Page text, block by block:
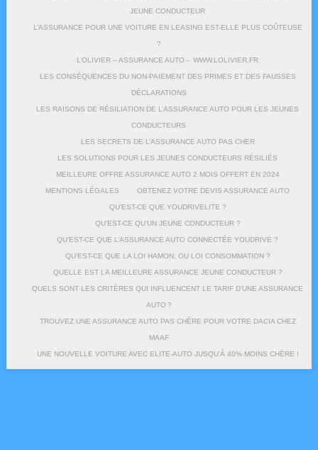
JEUNE CONDUCTEUR
L’ASSURANCE POUR UNE VOITURE EN LEASING EST-ELLE PLUS COÛTEUSE
?
L’OLIVIER – ASSURANCE AUTO – WWW.LOLIVIER.FR
LES CONSÉQUENCES DU NON-PAIEMENT DES PRIMES ET DES FAUSSES
DÉCLARATIONS
LES RAISONS DE RÉSILIATION DE L’ASSURANCE AUTO POUR LES JEUNES
CONDUCTEURS
LES SECRETS DE L’ASSURANCE AUTO PAS CHER
LES SOLUTIONS POUR LES JEUNES CONDUCTEURS RÉSILIÉS
MEILLEURE OFFRE ASSURANCE AUTO 2 MOIS OFFERT EN 2024
MENTIONS LÉGALES OBTENEZ VOTRE DEVIS ASSURANCE AUTO
QU’EST-CE QUE YOUDRIVELITE ?
QU’EST-CE QU’UN JEUNE CONDUCTEUR ?
QU’EST-CE QUE L’ASSURANCE AUTO CONNECTÉE YOUDRIVE ?
QU’EST-CE QUE LA LOI HAMON, OU LOI CONSOMMATION ?
QUELLE EST LA MEILLEURE ASSURANCE JEUNE CONDUCTEUR ?
QUELS SONT LES CRITÈRES QUI INFLUENCENT LE TARIF D’UNE ASSURANCE
AUTO ?
TROUVEZ UNE ASSURANCE AUTO PAS CHÈRE POUR VOTRE DACIA CHEZ
MAAF
UNE NOUVELLE VOITURE AVEC ELITE-AUTO JUSQU’À 40% MOINS CHÈRE !